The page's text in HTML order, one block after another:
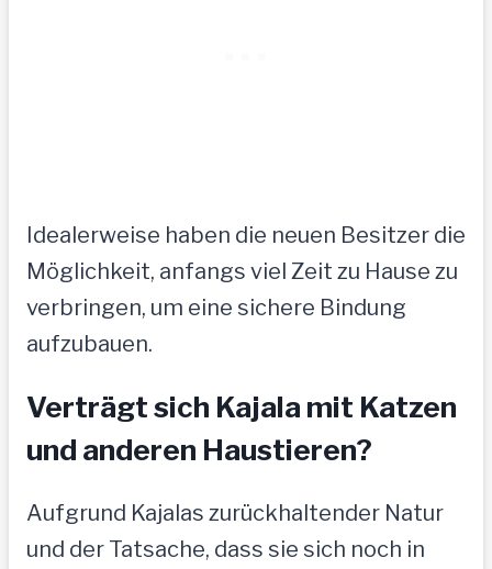
Idealerweise haben die neuen Besitzer die
Möglichkeit, anfangs viel Zeit zu Hause zu
verbringen, um eine sichere Bindung
aufzubauen.
Verträgt sich Kajala mit Katzen
und anderen Haustieren?
Aufgrund Kajalas zurückhaltender Natur
und der Tatsache, dass sie sich noch in